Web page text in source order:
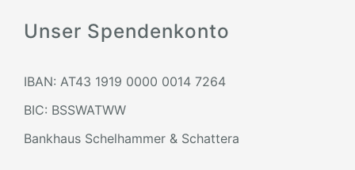
Unser Spendenkonto
IBAN: AT43 1919 0000 0014 7264
BIC: BSSWATWW
Bankhaus Schelhammer & Schattera